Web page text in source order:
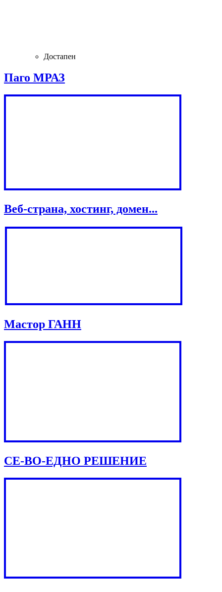
Достапен
Паго МРАЗ
Веб-страна, хостинг, домен...
Мастор ГАНН
СЕ-ВО-ЕДНО РЕШЕНИЕ